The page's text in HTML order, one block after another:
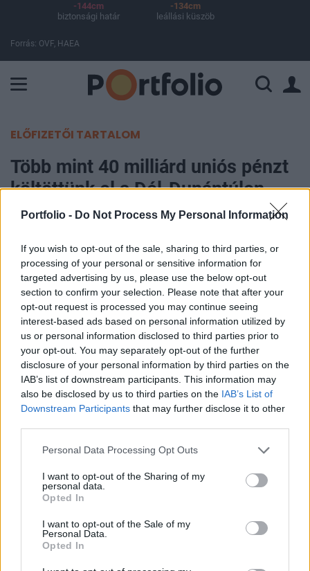
Portfolio - Do Not Process My Personal Information
If you wish to opt-out of the sale, sharing to third parties, or
processing of your personal or sensitive information for
targeted advertising by us, please use the below opt-out
section to confirm your selection. Please note that after your
opt-out request is processed you may continue seeing
interest-based ads based on personal information utilized by
us or personal information disclosed to third parties prior to
your opt-out. You may separately opt-out of the further
disclosure of your personal information by third parties on the
IAB’s list of downstream participants. This information may
also be disclosed by us to third parties on the IAB’s List of
Downstream Participants that may further disclose it to other
Personal Data Processing Opt Outs
I want to opt-out of the Sharing of my
personal data.
Opted In
I want to opt-out of the Sale of my
Personal Data.
Opted In
-144cm
biztonsági határ
-134cm
leállási küszöb
Forrás: OVF, HAEA
ELŐFIZETŐI TARTALOM
Több mint 40 milliárd uniós pénzt
költöttünk el a Dél-Dunántúlon
Több mint 40 milliárd forintot tesz ki a dél-
dunántúli régió 10 legnagyobb uniós beruházása
az előző, 2007-2013-as ciklusból - derül ki a
Portfolio újabb régiós rangsorából. A DDOP névre
hallgató Regionális Operatív Program esetében a
legnagyobb beruházás a Zsolnay Kulturális
Negyed közel 10 milliárd forintos fejlesztése volt.
A rangsorban négy Pécsett megvalósult
összesen közel 30 milliárdot költöttünk el.
Emellett, még a rangsorra felfért Szekszárd város
funkcióbővítése és két útfejlesztési projekt is.
Lássuk a 10 legnagyobb beruházástEz a rangsor a 2007-
2013-as uniós ciklus Regionális Operatív Programjai közül
a ötödik az ÉAOP, DAOP, ÉMOP és a KDOP után, melyet a